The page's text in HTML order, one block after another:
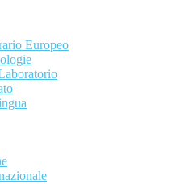
Europeo